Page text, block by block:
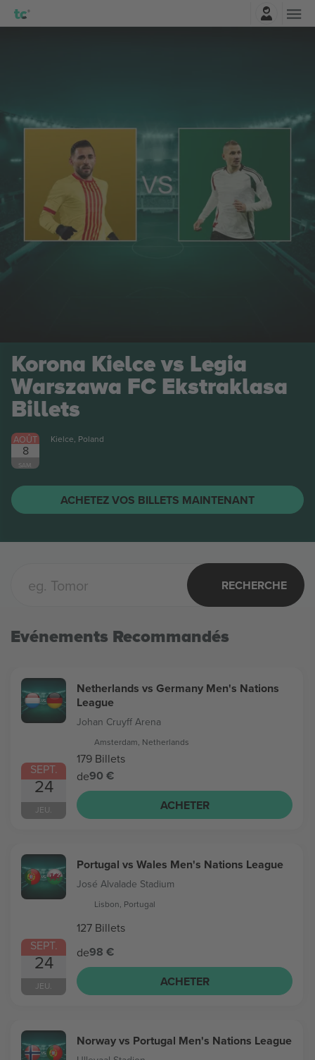
Korona Kielce vs Legia
Warszawa FC Ekstraklasa
Billets
AOÛT
8
SAM.
Kielce, Poland
ACHETEZ VOS BILLETS MAINTENANT
RECHERCHE
Evénements Recommandés
SEPT.
24
JEU.
Netherlands vs Germany Men's Nations
League
Johan Cruyff Arena
Amsterdam, Netherlands
179 Billets
de90 €
ACHETER
SEPT.
24
JEU.
Portugal vs Wales Men's Nations League
José Alvalade Stadium
Lisbon, Portugal
127 Billets
de98 €
ACHETER
Norway vs Portugal Men's Nations League